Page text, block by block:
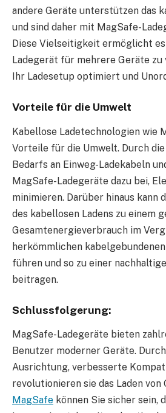
andere Geräte unterstützen das
und sind daher mit MagSafe-
Diese Vielseitigkeit ermöglicht es
Ladegerät für mehrere Geräte zu
Ihr Ladesetup optimiert und
Vorteile für die Umwelt
Kabellose Ladetechnologien wie
Vorteile für die Umwelt. Durch
Bedarfs an Einweg-Ladekabeln
MagSafe-Ladegeräte dazu bei,
minimieren. Darüber hinaus kann
des kabellosen Ladens zu einem
Gesamtenergieverbrauch im
herkömmlichen
führen und so zu einer
beitragen.
Schlussfolgerung:
MagSafe-Ladegeräte bieten
Benutzer moderner Geräte.
Ausrichtung, verbesserte
revolutionieren sie das Laden von
MagSafe können Sie sicher sein,